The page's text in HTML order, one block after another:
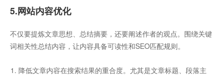
5.网站内容优化
不仅要提炼文章思想、总结摘要，还要阐述作者的观点。围绕关键
词相关性总结内容，让内容具备可读性和SEO匹配规则。
降低文章内容在搜索结果的重合度。尤其是文章标题、段落主